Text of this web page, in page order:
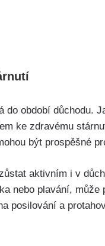
období důchodu.
ke zdravému
být prospěšné
aktivním i v
nebo plavání,
posilování a